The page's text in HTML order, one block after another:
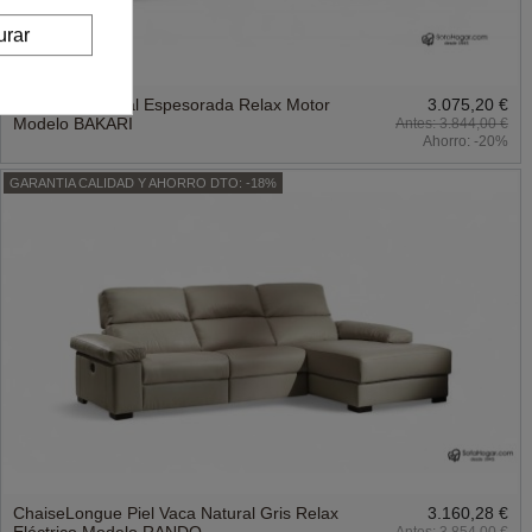
Sofá Piel Natural Espesorada Relax Motor
Modelo BAKARI
3.075,20 €
3.844,00 €
Ahorro: -20%
GARANTIA CALIDAD Y AHORRO DTO: -18%
ChaiseLongue Piel Vaca Natural Gris Relax
3.160,28 €